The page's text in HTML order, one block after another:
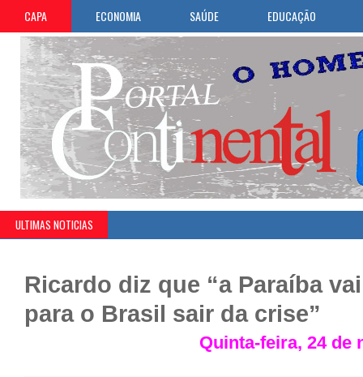
CAPA ECONOMIA SAÚDE EDUCAÇÃO
ULTIMAS NOTICIAS
Ricardo diz que “a Paraíba
para o Brasil sair da crise”
Quinta-feira, 24 de